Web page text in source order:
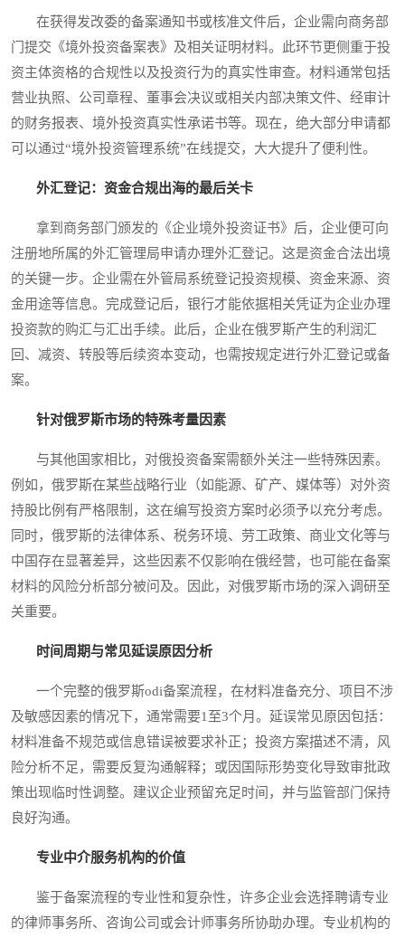
在获得发改委的备案通知书或核准文件后，企业需向商务部
门提交《境外投资备案表》及相关证明材料。此环节更侧重于投
资主体资格的合规性以及投资行为的真实性审查。材料通常包括
营业执照、公司章程、董事会决议或相关内部决策文件、经审计
的财务报表、境外投资真实性承诺书等。现在，绝大部分申请都
可以通过“境外投资管理系统”在线提交，大大提升了便利性。
外汇登记：资金合规出海的最后关卡
拿到商务部门颁发的《企业境外投资证书》后，企业便可向
注册地所属的外汇管理局申请办理外汇登记。这是资金合法出境
的关键一步。企业需在外管局系统登记投资规模、资金来源、资
金用途等信息。完成登记后，银行才能依据相关凭证为企业办理
投资款的购汇与汇出手续。此后，企业在俄罗斯产生的利润汇
回、减资、转股等后续资本变动，也需按规定进行外汇登记或备
案。
针对俄罗斯市场的特殊考量因素
与其他国家相比，对俄投资备案需额外关注一些特殊因素。
例如，俄罗斯在某些战略行业（如能源、矿产、媒体等）对外资
持股比例有严格限制，这在编写投资方案时必须予以充分考虑。
同时，俄罗斯的法律体系、税务环境、劳工政策、商业文化等与
中国存在显著差异，这些因素不仅影响在俄经营，也可能在备案
材料的风险分析部分被问及。因此，对俄罗斯市场的深入调研至
关重要。
时间周期与常见延误原因分析
一个完整的俄罗斯odi备案流程，在材料准备充分、项目不涉
及敏感因素的情况下，通常需要1至3个月。延误常见原因包括：
材料准备不规范或信息错误被要求补正；投资方案描述不清，风
险分析不足，需要反复沟通解释；或因国际形势变化导致审批政
策出现临时性调整。建议企业预留充足时间，并与监管部门保持
良好沟通。
专业中介服务机构的价值
鉴于备案流程的专业性和复杂性，许多企业会选择聘请专业
的律师事务所、咨询公司或会计师事务所协助办理。专业机构的